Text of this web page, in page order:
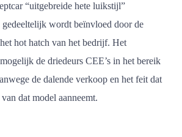
“uitgebreide hete luikstijl”
wordt beïnvloed door de
hot hatch van het bedrijf. Het
de driedeurs CEE’s in het bereik
de dalende verkoop en het feit dat
dat model aanneemt.